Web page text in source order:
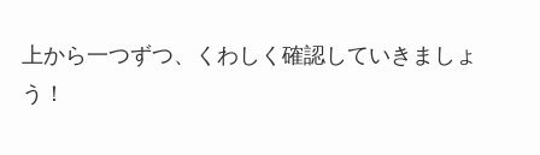
上から一つずつ、くわしく確認していきましょ
う！